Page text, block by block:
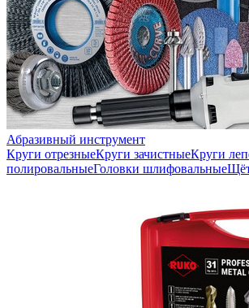
Абразивный инструмент
Круги отрезныеКруги зачистныеКруги
полировальныеГоловки шлифовальные